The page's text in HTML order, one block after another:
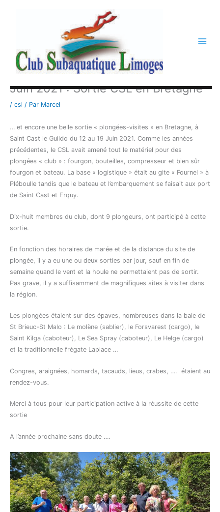
Juin 2021 : Sortie CSL en Bretagne
/ csl / Par Marcel
… et encore une belle sortie « plongées-visites » en Bretagne, à
Saint Cast le Guildo du 12 au 19 Juin 2021. Comme les années
précédentes, le CSL avait amené tout le matériel pour des
plongées « club » : fourgon, bouteilles, compresseur et bien sûr
fourgon et bateau. La base « logistique » était au gite « Fournel » à
Pléboulle tandis que le bateau et l’embarquement se faisait aux port
de Saint Cast et Erquy.
Dix-huit membres du club, dont 9 plongeurs, ont participé à cette
sortie.
En fonction des horaires de marée et de la distance du site de
plongée, il y a eu une ou deux sorties par jour, sauf en fin de
semaine quand le vent et la houle ne permettaient pas de sortir.
Pas grave, il y a suffisamment de magnifiques sites à visiter dans
la région.
Les plongées étaient sur des épaves, nombreuses dans la baie de
St Brieuc-St Malo : Le molène (sablier), le Forsvarest (cargo), le
Saint Kilga (caboteur), Le Sea Spray (caboteur), Le Helge (cargo)
et la traditionnelle frégate Laplace …
Congres, araignées, homards, tacauds, lieus, crabes, …. étaient au
rendez-vous.
Merci à tous pour leur participation active à la réussite de cette
sortie
A l’année prochaine sans doute ….